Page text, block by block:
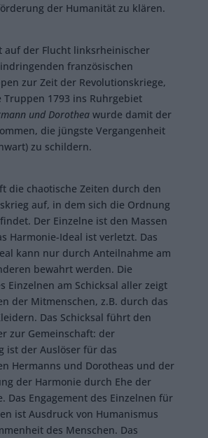
der Humanität zu klären.
auf der Flucht linksrheinischer
französischen
zur Zeit der Revolutionskriege,
Truppen 1793 ins Ruhrgebiet
und Dorotheawurde damit der
die jüngste Vergangenheit
zu schildern.
die chaotische Zeiten durch den
auf, in dem sich die Ordnung
Der Einzelne ist den Massen
Harmonie-Ideal ist verletzt. Das
kann nur durch Anteilnahme am
bewahrt werden. Die
Einzelnen am Schicksal aller zeigt
der Mitmenschen, z.B. durch das
Das Schicksal führt den
zur Gemeinschaft: der
ist der Auslöser für das
Hermanns und Dorotheas und der
der Harmonie durch Ehe der
Das Engagement des Einzelnen für
ist Ausdruck von Humanismus
des Menschen. Das